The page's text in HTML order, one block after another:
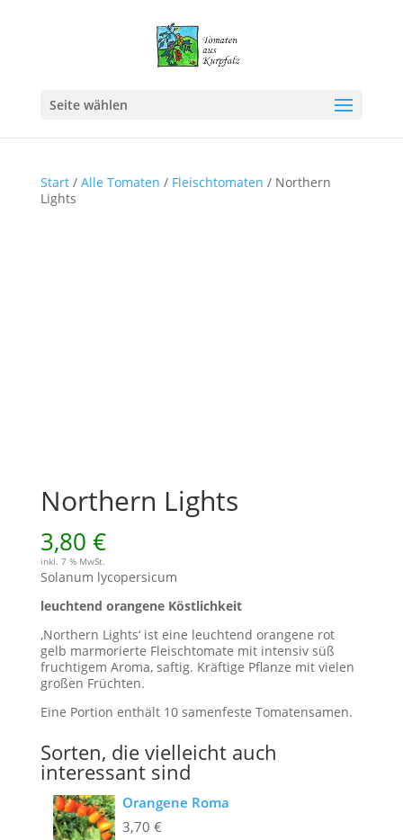
Seite wählen
Start/ Alle Tomaten / Fleischtomaten / Northern
Lights
Northern Lights
3,80 €
inkl. 7 % MwSt.
Solanum lycopersicum
leuchtend orangene Köstlichkeit
‚Northern Lights‘ ist eine leuchtend orangene rot
gelb marmorierte Fleischtomate mit intensiv süß
fruchtigem Aroma, saftig. Kräftige Pflanze mit vielen
großen Früchten.
Eine Portion enthält 10 samenfeste Tomatensamen.
Sorten, die vielleicht auch
interessant sind
Orangene Roma
3,70 €